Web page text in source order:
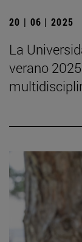
20 | 06 | 2025
La
verano